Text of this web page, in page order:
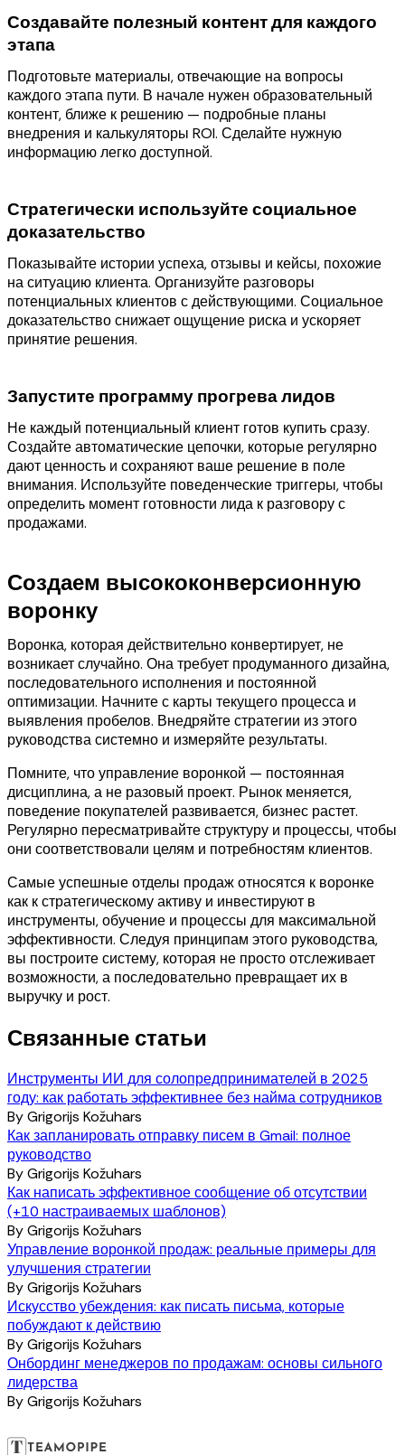
Создавайте полезный контент для каждого
этапа
Подготовьте материалы, отвечающие на вопросы
каждого этапа пути. В начале нужен образовательный
контент, ближе к решению — подробные планы
внедрения и калькуляторы ROI. Сделайте нужную
информацию легко доступной.
Стратегически используйте социальное
доказательство
Показывайте истории успеха, отзывы и кейсы, похожие
на ситуацию клиента. Организуйте разговоры
потенциальных клиентов с действующими. Социальное
доказательство снижает ощущение риска и ускоряет
принятие решения.
Запустите программу прогрева лидов
Не каждый потенциальный клиент готов купить сразу.
Создайте автоматические цепочки, которые регулярно
дают ценность и сохраняют ваше решение в поле
внимания. Используйте поведенческие триггеры, чтобы
определить момент готовности лида к разговору с
продажами.
Создаем высококонверсионную
воронку
Воронка, которая действительно конвертирует, не
возникает случайно. Она требует продуманного дизайна,
последовательного исполнения и постоянной
оптимизации. Начните с карты текущего процесса и
выявления пробелов. Внедряйте стратегии из этого
руководства системно и измеряйте результаты.
Помните, что управление воронкой — постоянная
дисциплина, а не разовый проект. Рынок меняется,
поведение покупателей развивается, бизнес растет.
Регулярно пересматривайте структуру и процессы, чтобы
они соответствовали целям и потребностям клиентов.
Самые успешные отделы продаж относятся к воронке
как к стратегическому активу и инвестируют в
инструменты, обучение и процессы для максимальной
эффективности. Следуя принципам этого руководства,
вы построите систему, которая не просто отслеживает
возможности, а последовательно превращает их в
выручку и рост.
Связанные статьи
Инструменты ИИ для солопредпринимателей в 2025
году: как работать эффективнее без найма сотрудников
ByGrigorijs Kožuhars
Как запланировать отправку писем в Gmail: полное
руководство
ByGrigorijs Kožuhars
Как написать эффективное сообщение об отсутствии
(+10 настраиваемых шаблонов)
ByGrigorijs Kožuhars
Управление воронкой продаж: реальные примеры для
улучшения стратегии
ByGrigorijs Kožuhars
Искусство убеждения: как писать письма, которые
побуждают к действию
ByGrigorijs Kožuhars
Онбординг менеджеров по продажам: основы сильного
лидерства
ByGrigorijs Kožuhars